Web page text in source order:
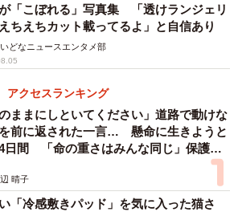
「こぼれる」写真集 「透けランジェリ
ちえちカット載ってるよ」と自信あり
いどなニュースエンタメ部
アクセスランキング
のままにしといてください」道路で動けな
前に返された一言… 懸命に生きようと
日間 「命の重さはみんな同じ」保護団
晴子
「冷感敷きパッド」を気に入った猫さ